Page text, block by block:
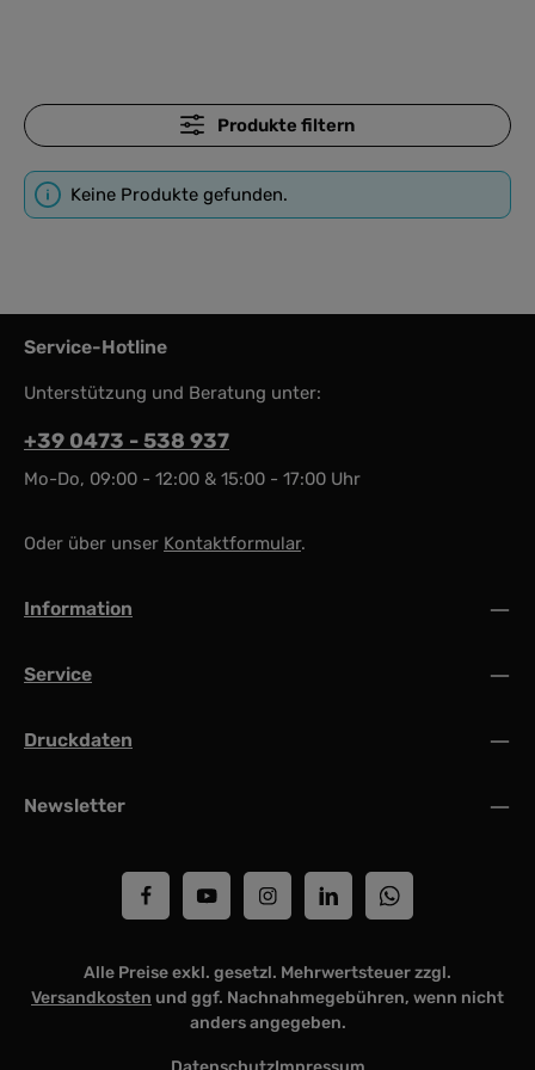
Produkte filtern
Keine Produkte gefunden.
Service-Hotline
Unterstützung und Beratung unter:
+39 0473 - 538 937
Mo-Do, 09:00 - 12:00 & 15:00 - 17:00 Uhr
Oder über unser Kontaktformular.
Information
Service
Druckdaten
Newsletter
Alle Preise exkl. gesetzl. Mehrwertsteuer zzgl.
Versandkosten und ggf. Nachnahmegebühren, wenn nicht
anders angegeben.